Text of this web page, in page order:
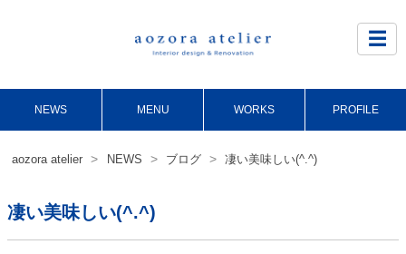
☰
NEWS MENU WORKS PROFILE
aozora atelier > NEWS > ブログ > 凄い美味しい(^.^)
凄い美味しい(^.^)